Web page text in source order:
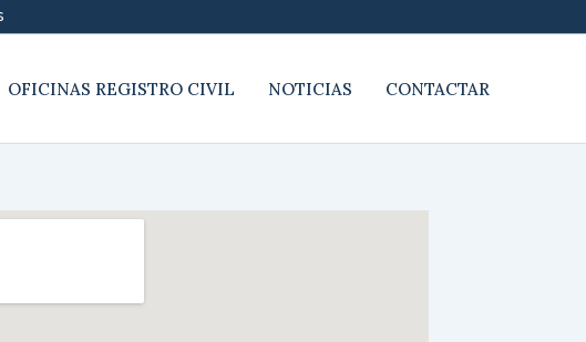
OFICINAS REGISTRO CIVIL NOTICIAS CONTACTAR